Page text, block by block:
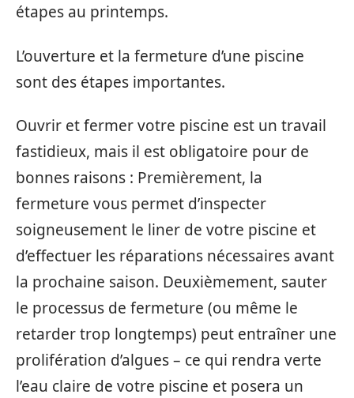
étapes au printemps.
L’ouverture et la fermeture d’une piscine
sont des étapes importantes.
Ouvrir et fermer votre piscine est un travail
fastidieux, mais il est obligatoire pour de
bonnes raisons : Premièrement, la
fermeture vous permet d’inspecter
soigneusement le liner de votre piscine et
d’effectuer les réparations nécessaires avant
la prochaine saison. Deuxièmement, sauter
le processus de fermeture (ou même le
retarder trop longtemps) peut entraîner une
prolifération d’algues – ce qui rendra verte
l’eau claire de votre piscine et posera un